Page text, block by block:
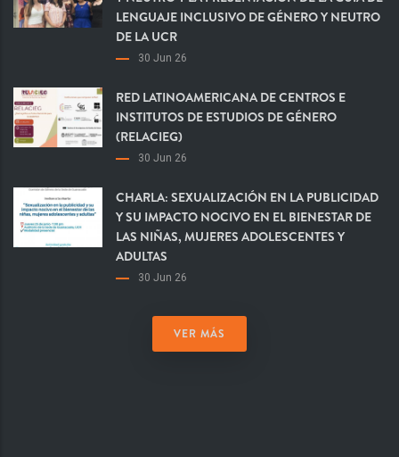
LENGUAJE INCLUSIVO DE GÉNERO Y NEUTRO
DE LA UCR
30 Jun 26
RED LATINOAMERICANA DE CENTROS E
INSTITUTOS DE ESTUDIOS DE GÉNERO
(RELACIEG)
30 Jun 26
CHARLA: SEXUALIZACIÓN EN LA PUBLICIDAD
Y SU IMPACTO NOCIVO EN EL BIENESTAR DE
LAS NIÑAS, MUJERES ADOLESCENTES Y
ADULTAS
30 Jun 26
VER MÁS